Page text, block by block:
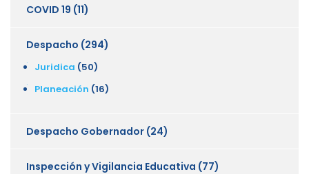
COVID 19 (11)
Despacho (294)
Juridica (50)
Planeación (16)
Despacho Gobernador (24)
Inspección y Vigilancia Educativa (77)